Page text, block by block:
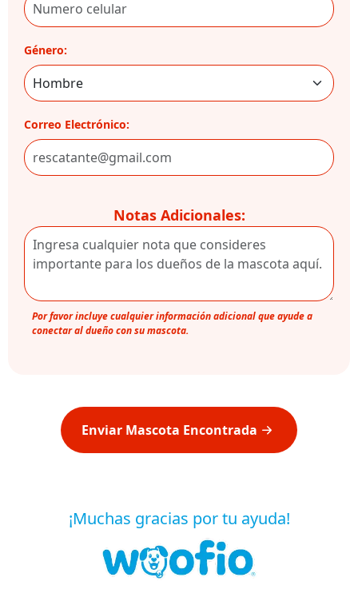
Género:
Correo Electrónico:
Notas Adicionales:
Por favor incluye cualquier información adicional que ayude a
conectar al dueño con su mascota.
Enviar Mascota Encontrada
¡Muchas gracias por tu ayuda!